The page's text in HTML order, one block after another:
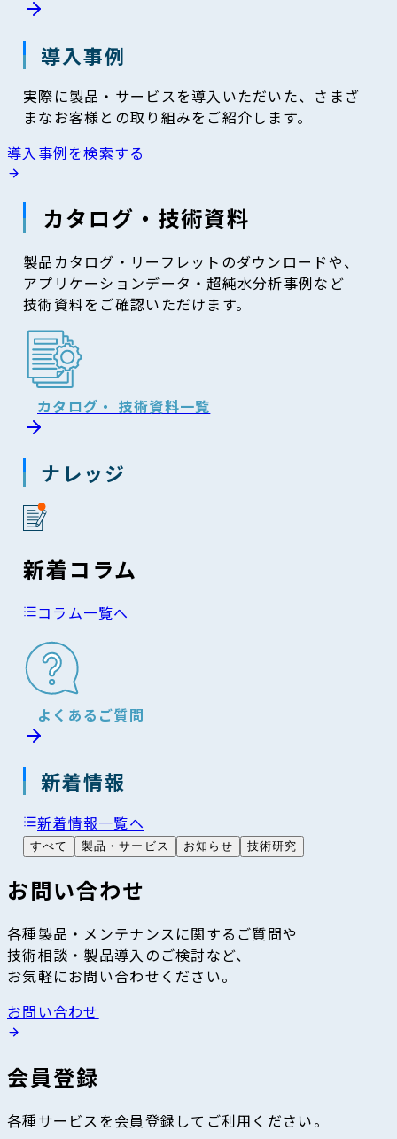
導入事例
実際に製品・サービスを導入いただいた、さまざ
まなお客様との取り組みをご紹介します。
導入事例を検索する
カタログ・技術資料
製品カタログ・リーフレットのダウンロードや、
アプリケーションデータ・超純水分析事例など
技術資料をご確認いただけます。
カタログ・ 技術資料一覧
ナレッジ
新着コラム
コラム一覧へ
よくあるご質問
新着情報
新着情報一覧へ
すべて 製品・サービス お知らせ 技術研究
お問い合わせ
各種製品・メンテナンスに関するご質問や
技術相談・製品導入のご検討など、
お気軽にお問い合わせください。
お問い合わせ
会員登録
各種サービスを会員登録してご利用ください。